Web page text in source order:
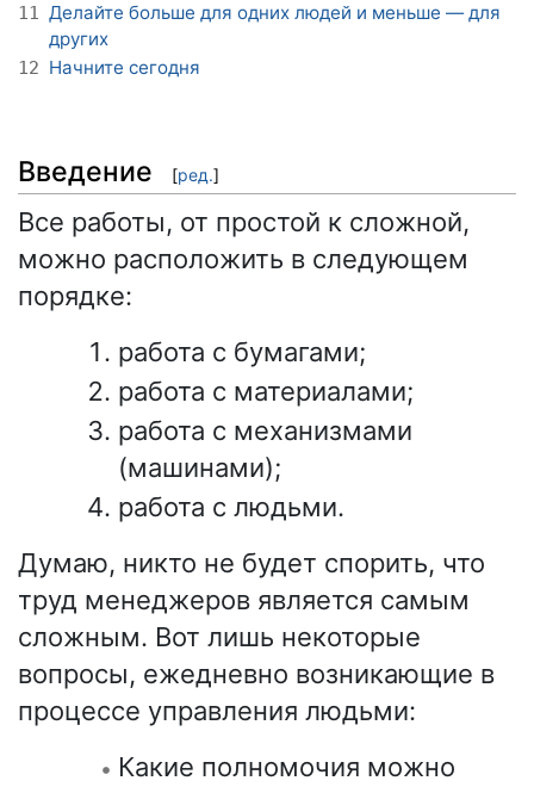
11 Делайте больше для одних людей и меньше — для
других
12 Начните сегодня
Введение [ред.]
Все работы, от простой к сложной,
можно расположить в следующем
порядке:
работа с бумагами;
работа с материалами;
работа с механизмами
(машинами);
работа с людьми.
Думаю, никто не будет спорить, что
труд менеджеров является самым
сложным. Вот лишь некоторые
вопросы, ежедневно возникающие в
процессе управления людьми:
Какие полномочия можно